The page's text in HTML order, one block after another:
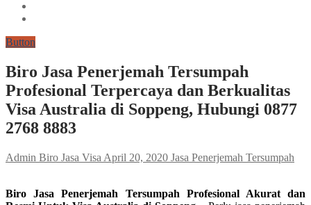
Button
Biro Jasa Penerjemah Tersumpah
Profesional Terpercaya dan Berkualitas
Visa Australia di Soppeng, Hubungi 0877
2768 8883
Admin Biro Jasa Visa April 20, 2020 Jasa Penerjemah Tersumpah
Biro Jasa Penerjemah Tersumpah Profesional Akurat dan